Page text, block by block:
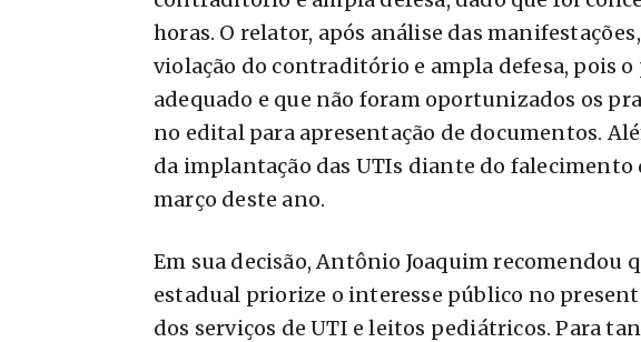
horas. O relator, após análise das
violação do contraditório e ampla defesa, pois
adequado e que não foram oportunizados os
no edital para apresentação de documentos.
da implantação das UTIs diante do falecimento
março deste ano.
Em sua decisão, Antônio Joaquim recomendou
estadual priorize o interesse público no
dos serviços de UTI e leitos pediátricos. Para